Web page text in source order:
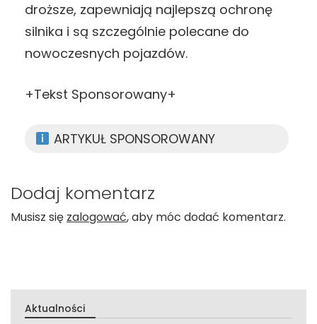
droższe, zapewniają najlepszą ochronę
silnika i są szczególnie polecane do
nowoczesnych pojazdów.
+Tekst Sponsorowany+
ARTYKUŁ SPONSOROWANY
Dodaj komentarz
Musisz się zalogować, aby móc dodać komentarz.
Aktualności